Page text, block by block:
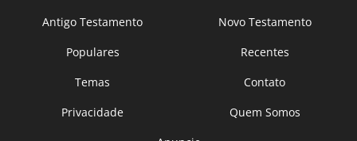
Antigo Testamento
Novo Testamento
Populares
Recentes
Temas
Contato
Privacidade
Quem Somos